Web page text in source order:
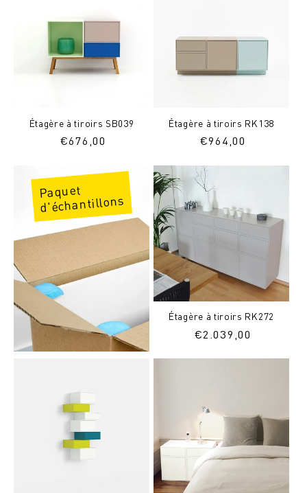
Étagère à tiroirs SB039
Prix
€676,00
Étagère à tiroirs RK138
Prix
€964,00
Paquet
d'échantillons
Étagère à tiroirs RK272
Prix
€2.039,00